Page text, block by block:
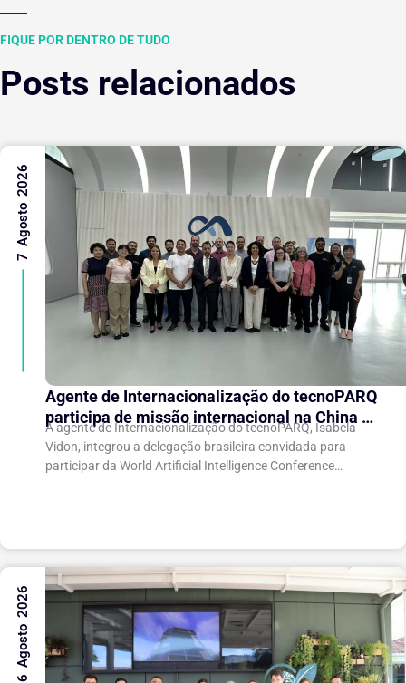
FIQUE POR DENTRO DE TUDO
Posts relacionados
Agente de Internacionalização do tecnoPARQ
participa de missão internacional na China e
fortalece conexões com o ecossistema de
inovação
A agente de Internacionalização do tecnoPARQ, Isabela
Vidon, integrou a delegação brasileira convidada para
participar da World Artificial Intelligence Conference
7 Agosto 2026
6 Agosto 2026